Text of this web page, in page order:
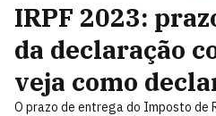
IRPF 2023:
da declaração
veja como
O prazo de entrega do Imposto de